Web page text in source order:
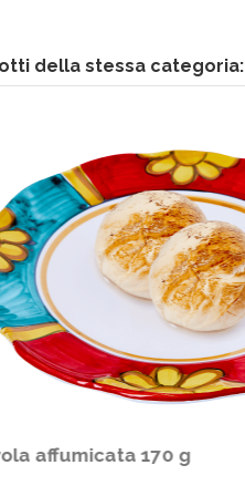
della stessa categoria:
affumicato 500 g